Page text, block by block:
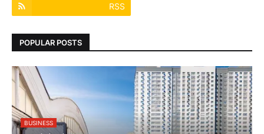
RSS
POPULAR POSTS
BUSINESS